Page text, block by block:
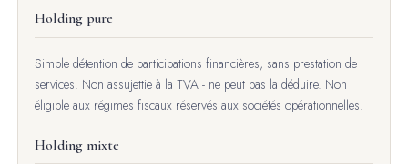
Holding pure
Simple détention de participations financières, sans prestation de
services. Non assujettie à la TVA - ne peut pas la déduire. Non
éligible aux régimes fiscaux réservés aux sociétés opérationnelles.
Holding mixte